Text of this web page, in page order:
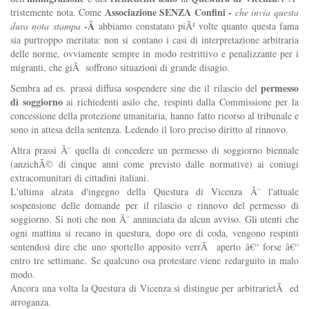
tristemente nota. Come Associazione SENZA Confini - che invia questa
dura nota stampa-Âabbiamo constatato piÃ¹ volte quanto questa fama
sia purtroppo meritata: non si contano i casi di interpretazione arbitraria
delle norme, ovviamente sempre in modo restrittivo e penalizzante per i
migranti, che giÃ soffrono situazioni di grande disagio.
Sembra ad es. prassi diffusa sospendere sine die il rilascio del permesso
di soggiornoai richiedenti asilo che, respinti dalla Commissione per la
concessione della protezione umanitaria, hanno fatto ricorso al tribunale e
sono in attesa della sentenza. Ledendo il loro preciso diritto al rinnovo.
Altra prassi Ã¨ quella di concedere un permesso di soggiorno biennale
(anzichÃ© di cinque anni come previsto dalle normative) ai coniugi
extracomunitari di cittadini italiani.
L'ultima alzata d'ingegno della Questura di Vicenza Ã¨ l'attuale
sospensione delle domande per il rilascio e rinnovo del permesso di
soggiorno. Si noti che non Ã¨ annunciata da alcun avviso. Gli utenti che
ogni mattina si recano in questura, dopo ore di coda, vengono respinti
sentendosi dire che uno sportello apposito verrÃ aperto â€“ forse â€“
entro tre settimane. Se qualcuno osa protestare viene redarguito in malo
modo.
Ancora una volta la Questura di Vicenza si distingue per arbitrarietÃ ed
arroganza.